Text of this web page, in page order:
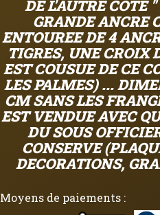
DE L'AUTRE COTE
GRANDE ANCRE
ENTOUREE DE 4
TIGRES, UNE CROIX
EST COUSUE DE CE
LES PALMES) ...
CM SANS LES
EST VENDUE AVEC
DU SOUS
CONSERVE
DECORATIONS,
Moyens de paiements :